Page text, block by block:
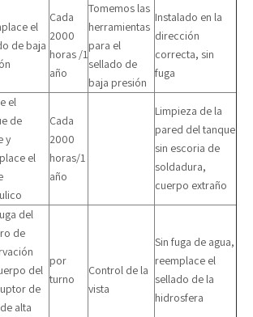
el
de baja
Cada
2000
horas /1
año
Tomemos las
herramientas
para el
sellado de
baja presión
Instalado en la
dirección
correcta, sin
fuga
el
de
y
el
Cada
2000
horas/1
año
Limpieza de la
pared del tanque
sin escoria de
soldadura,
cuerpo extraño
del
de
del
de
alta
por
turno
Control de la
vista
Sin fuga de agua,
reemplace el
sellado de la
hidrosfera